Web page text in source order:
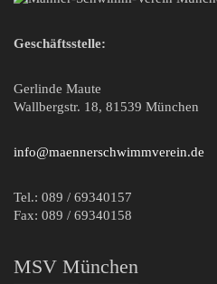
Geschäftsstelle:
Gerlinde Maute
Wallbergstr. 18, 81539 München
info@maennerschwimmverein.de
Tel.: 089 / 69340157
Fax: 089 / 69340158
MSV München